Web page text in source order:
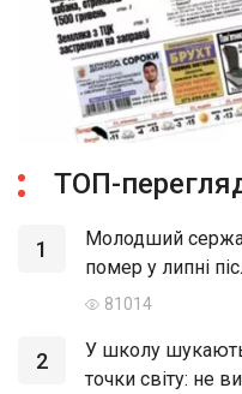
ТОП-
1
Молодший
помер у липні
81014
2
У школу
точки світу: не